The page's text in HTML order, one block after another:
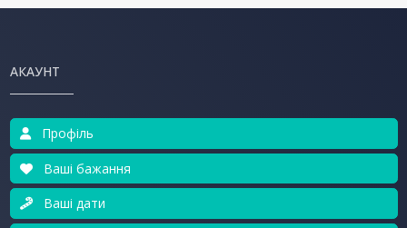
АКАУНТ
Профіль
Ваші бажання
Ваші дати